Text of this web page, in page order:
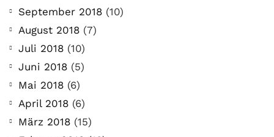
September 2018 (10)
August 2018 (7)
Juli 2018 (10)
Juni 2018 (5)
Mai 2018 (6)
April 2018 (6)
März 2018 (15)